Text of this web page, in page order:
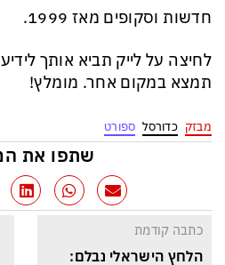
חדשות וסקופים מאז 1999.
לחיצה על לייק תביא אותך
תמצא במקום אחר. מומלץ!
מבזק כדורסל ספורט
שתפו את
כתבה קודמת
הלחץ הישראלי נבלם: